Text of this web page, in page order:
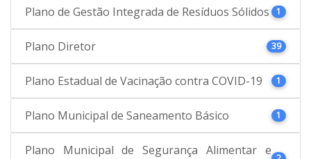
Plano de Gestão Integrada de Resíduos Sólidos 1
Plano Diretor 39
Plano Estadual de Vacinação contra COVID-19 1
Plano Municipal de Saneamento Básico 1
Plano Municipal de Segurança Alimentar e